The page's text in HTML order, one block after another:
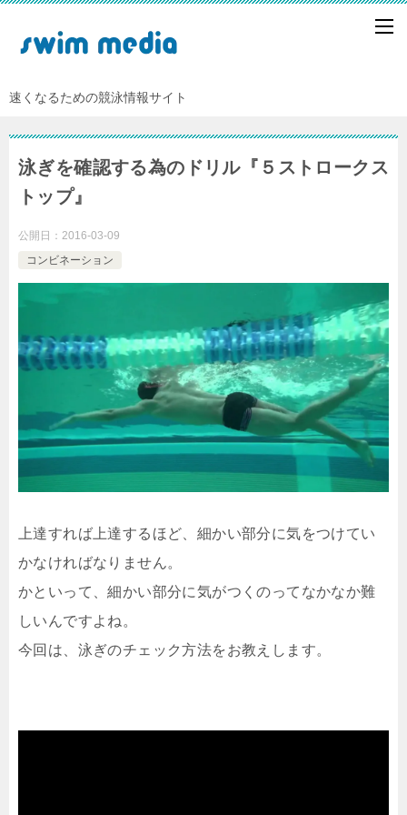
速くなるための競泳情報サイト
泳ぎを確認する為のドリル『５ストロークス
トップ』
公開日： 2016-03-09
コンビネーション
上達すれば上達するほど、細かい部分に気をつけてい
かなければなりません。
かといって、細かい部分に気がつくのってなかなか難
しいんですよね。
今回は、泳ぎのチェック方法をお教えします。